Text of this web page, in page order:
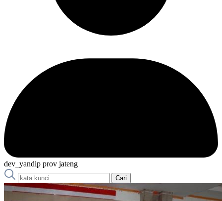
dev_yandip prov jateng
Cari